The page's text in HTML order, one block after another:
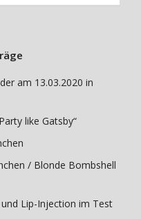
am 13.03.2020 in
like Gatsby“
/ Blonde Bombshell
Lip-Injection im Test